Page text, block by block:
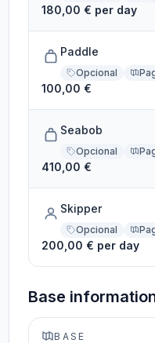
180,00 € per day
Paddle
Opcional
100,00 €
Seabob
Opcional
410,00 €
Skipper
Opcional
200,00 € per day
Base
BASE